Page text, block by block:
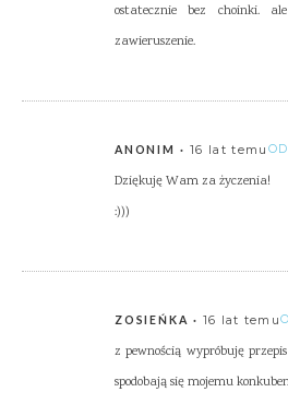
ostatecznie bez choinki.
zawieruszenie.
ANONIM 16 lat temu
Dziękuję Wam za życzenia!
:)))
ZOSIEŃKA 16 lat temu
z pewnością wypróbuję
spodobają się mojemu